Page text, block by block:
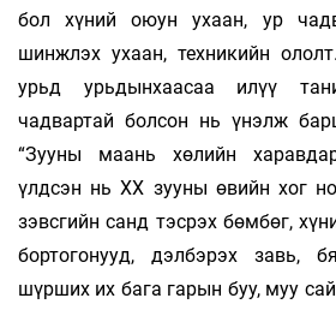
бол хүний оюун ухаан, ур
шинжлэх ухаан, техникийн
урьд урьдынхаасаа илүү
чадвартай болсон нь үнэлж
“Зууны маань хөлийн
үлдсэн нь ХХ зууны өвийн хог
зэвсгийн санд тэсрэх бөмбөг,
бортогонууд, дэлбэрэх завь,
шүрших их бага гарын буу, муу